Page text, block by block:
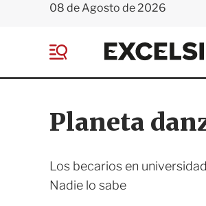
08 de Agosto de 2026
e
Planeta
Los becarios en
Nadie lo sabe